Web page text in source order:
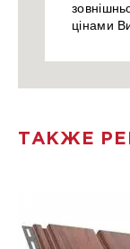
цінами
ТАКЖЕ